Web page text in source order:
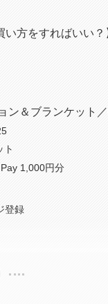
方をすればいい？
ン＆ブランケット
ト
1,000円分
登録